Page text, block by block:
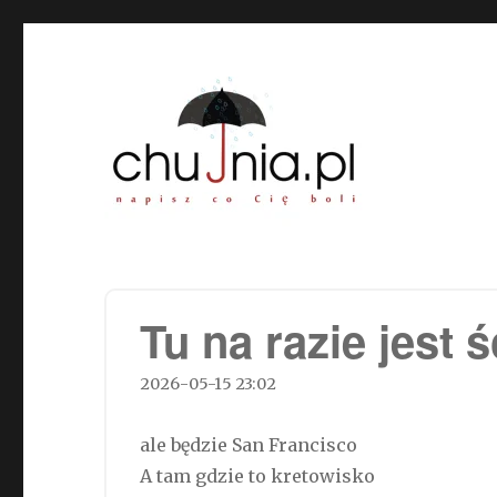
Tu na razie jest
2026-05-15 23:02
ale będzie San Francisco
A tam gdzie to kretowisko